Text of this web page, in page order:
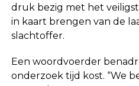
druk bezig met het
in kaart brengen van de
slachtoffer.
Een woordvoerder
onderzoek tijd kost. “We